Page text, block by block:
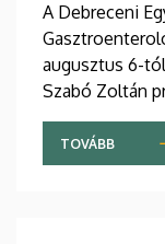
A Debreceni
augusztus 6-
Szabó Zoltán
elnöke,
szakdolgozói
ünnepélyes
TOVÁBB